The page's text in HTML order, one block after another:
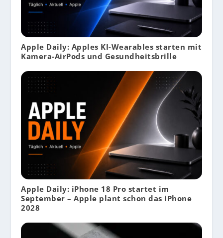
Apple Daily: Apples KI-Wearables starten mit
Kamera-AirPods und Gesundheitsbrille
Apple Daily: iPhone 18 Pro startet im
September – Apple plant schon das iPhone
2028